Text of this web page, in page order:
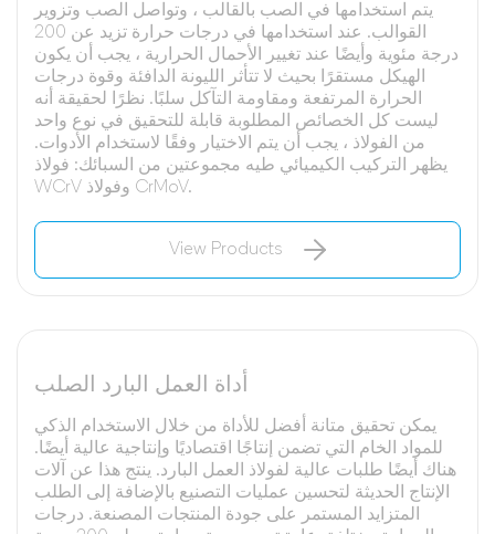
يتم استخدامها في الصب بالقالب ، وتواصل الصب وتزوير
القوالب. عند استخدامها في درجات حرارة تزيد عن 200
درجة مئوية وأيضًا عند تغيير الأحمال الحرارية ، يجب أن يكون
الهيكل مستقرًا بحيث لا تتأثر الليونة الدافئة وقوة درجات
الحرارة المرتفعة ومقاومة التآكل سلبًا. نظرًا لحقيقة أنه
ليست كل الخصائص المطلوبة قابلة للتحقيق في نوع واحد
من الفولاذ ، يجب أن يتم الاختيار وفقًا لاستخدام الأدوات.
يظهر التركيب الكيميائي طيه مجموعتين من السبائك: فولاذ
WCrV وفولاذ CrMoV.
View Products
أداة العمل البارد الصلب
يمكن تحقيق متانة أفضل للأداة من خلال الاستخدام الذكي
للمواد الخام التي تضمن إنتاجًا اقتصاديًا وإنتاجية عالية أيضًا.
هناك أيضًا طلبات عالية لفولاذ العمل البارد. ينتج هذا عن آلات
الإنتاج الحديثة لتحسين عمليات التصنيع بالإضافة إلى الطلب
المتزايد المستمر على جودة المنتجات المصنعة. درجات